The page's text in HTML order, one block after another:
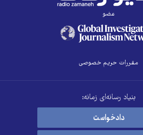
عضو
مقررات حریم خصوصی
بنیاد رسانه‌ای زمانه:
دادخواست